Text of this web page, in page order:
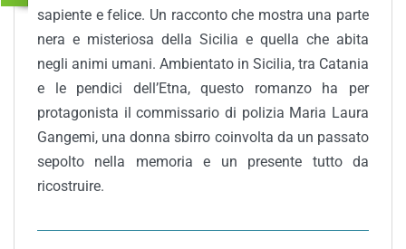
sapiente e felice. Un racconto che mostra una parte
nera e misteriosa della Sicilia e quella che abita
negli animi umani. Ambientato in Sicilia, tra Catania
e le pendici dell’Etna, questo romanzo ha per
protagonista il commissario di polizia Maria Laura
Gangemi, una donna sbirro coinvolta da un passato
sepolto nella memoria e un presente tutto da
ricostruire.